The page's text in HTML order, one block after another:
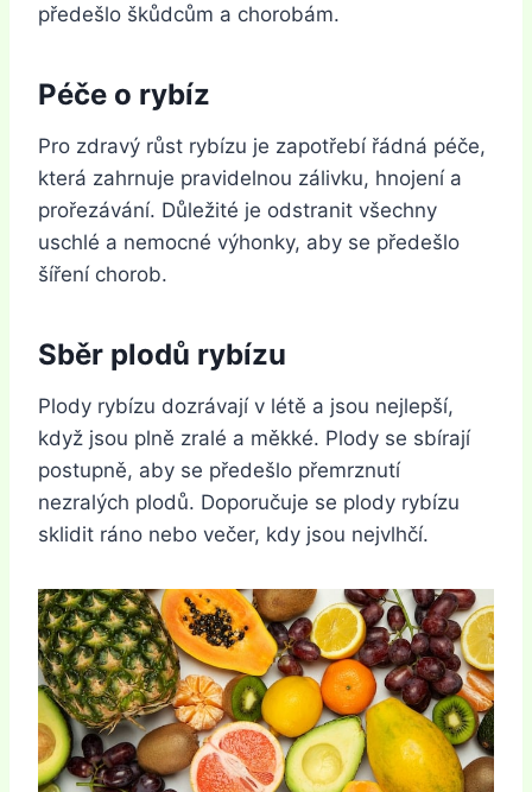
předešlo škůdcům a chorobám.
Péče o rybíz
Pro zdravý růst rybízu je zapotřebí řádná péče,
která zahrnuje pravidelnou zálivku, hnojení a
prořezávání. Důležité je odstranit všechny
uschlé a nemocné výhonky, aby se předešlo
šíření chorob.
Sběr plodů rybízu
Plody rybízu dozrávají v létě a jsou nejlepší,
když jsou plně zralé a měkké. Plody se sbírají
postupně, aby se předešlo přemrznutí
nezralých plodů. Doporučuje se plody rybízu
sklidit ráno nebo večer, kdy jsou nejvlhčí.